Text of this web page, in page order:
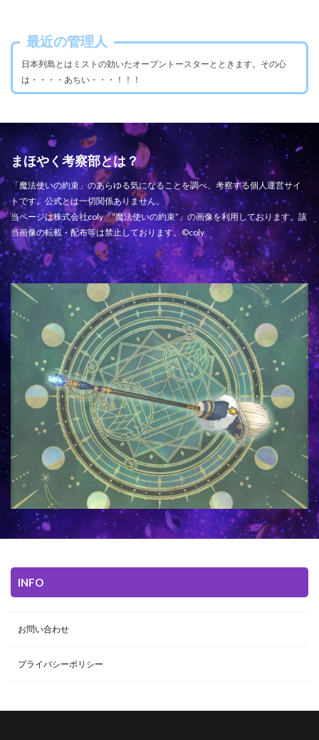
最近の管理人
日本列島とはミストの効いたオーブントースターとときます。その心
は・・・・あちい・・・！！！
まほやく考察部とは？
「魔法使いの約束」のあらゆる気になることを調べ、考察する個人運営サイ
トです。公式とは一切関係ありません。
当ページは株式会社coly「”魔法使いの約束”」の画像を利用しております。該
当画像の転載・配布等は禁止しております。©coly
INFO
お問い合わせ
プライバシーポリシー